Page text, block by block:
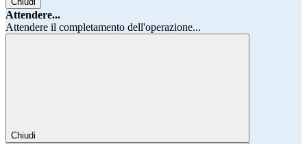
Attendere...
Attendere il completamento dell'operazione...
Chiudi